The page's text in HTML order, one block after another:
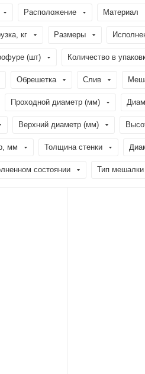
Расположение Материал
кг Размеры
(шт) Количество в
Обрешетка Слив
Проходной диаметр (мм)
Верхний диаметр (мм)
мм Толщина стенки
состоянии Тип мешалки